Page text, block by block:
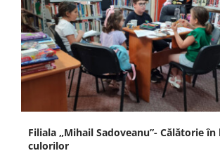
Filiala „Mihail Sadoveanu”- Călătorie în
culorilor